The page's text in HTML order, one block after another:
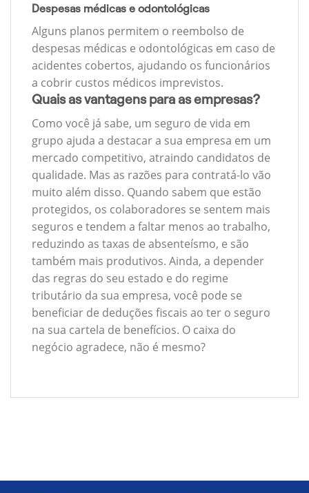
Despesas médicas e odontológicas
Alguns planos permitem o reembolso de
despesas médicas e odontológicas em caso de
acidentes cobertos, ajudando os funcionários
a cobrir custos médicos imprevistos.
Quais as vantagens para as empresas?
Como você já sabe, um seguro de vida em
grupo ajuda a destacar a sua empresa em um
mercado competitivo, atraindo candidatos de
qualidade. Mas as razões para contratá-lo vão
muito além disso. Quando sabem que estão
protegidos, os colaboradores se sentem mais
seguros e tendem a faltar menos ao trabalho,
reduzindo as taxas de absenteísmo, e são
também mais produtivos. Ainda, a depender
das regras do seu estado e do regime
tributário da sua empresa, você pode se
beneficiar de deduções fiscais ao ter o seguro
na sua cartela de benefícios. O caixa do
negócio agradece, não é mesmo?